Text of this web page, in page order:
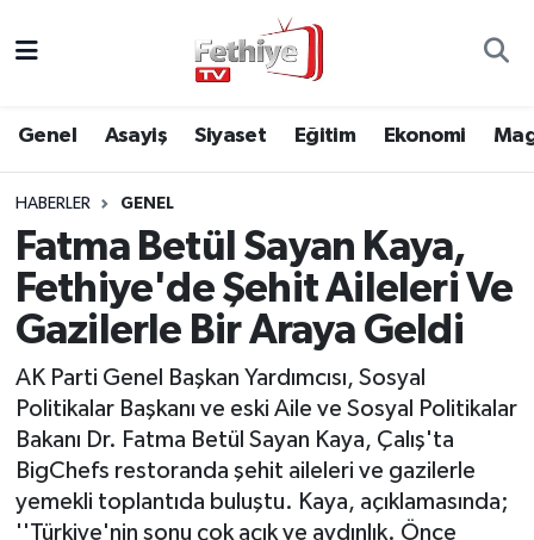
Genel Asayiş Siyaset Eğitim Ekonomi
HABERLER GENEL
Fatma Betül Sayan Kaya,
Fethiye'de Şehit Aileleri Ve
Gazilerle Bir Araya Geldi
AK Parti Genel Başkan Yardımcısı, Sosyal
Politikalar Başkanı ve eski Aile ve Sosyal Politikalar
Bakanı Dr. Fatma Betül Sayan Kaya, Çalış'ta
BigChefs restoranda şehit aileleri ve gazilerle
yemekli toplantıda buluştu. Kaya, açıklamasında;
''Türkiye'nin sonu çok açık ve aydınlık. Önce
Asayiş
Eğitim
Ekonomi
Spor
Muğla Hava Durumu
Muğla Namaz Vakitleri
Muğla Trafik Yoğunluk Haritası
Süper Lig Puan Durumu ve Fikstür
Tüm Manşetler
Haber Arşivi